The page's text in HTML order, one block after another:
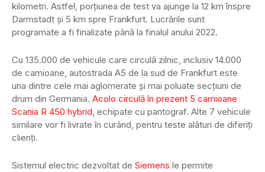
kilometri. Astfel, porțiunea de test va ajunge la 12 km înspre
Darmstadt și 5 km spre Frankfurt. Lucrările sunt
programate a fi finalizate până la finalul anului 2022.
Cu 135.000 de vehicule care circulă zilnic, inclusiv 14.000
de camioane, autostrada A5 de la sud de Frankfurt este
una dintre cele mai aglomerate și mai poluate secțiuni de
drum din Germania. Acolo circulă în prezent 5 camioane
Scania R 450 hybrid, echipate cu pantograf. Alte 7 vehicule
similare vor fi livrate în curând, pentru teste alături de diferiți
clienți.
Sistemul electric dezvoltat de Siemens le permite